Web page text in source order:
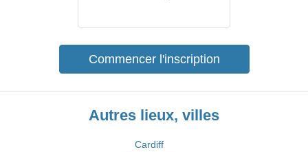
Commencer l'inscription
Autres lieux, villes
Cardiff